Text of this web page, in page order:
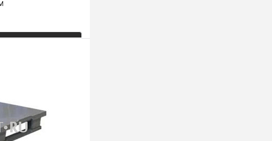
Под заказ